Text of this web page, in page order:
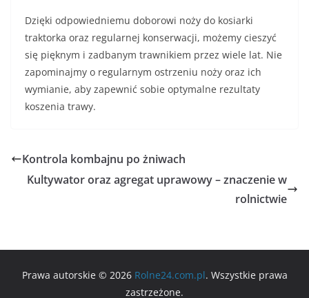
Dzięki odpowiedniemu doborowi noży do kosiarki
traktorka oraz regularnej konserwacji, możemy cieszyć
się pięknym i zadbanym trawnikiem przez wiele lat. Nie
zapominajmy o regularnym ostrzeniu noży oraz ich
wymianie, aby zapewnić sobie optymalne rezultaty
koszenia trawy.
Kontrola kombajnu po żniwach
Kultywator oraz agregat uprawowy – znaczenie w
rolnictwie
Prawa autorskie © 2026 Rolne24.com.pl. Wszystkie prawa
zastrzeżone.